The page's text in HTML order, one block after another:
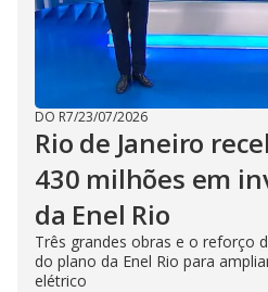
DO R7/23/07/2026
Rio de Janeiro
430 milhões em
da Enel Rio
Três grandes obras e o reforço
do plano da Enel Rio para
elétrico